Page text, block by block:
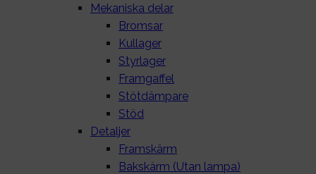
Mekaniska delar
Bromsar
Kullager
Styrlager
Framgaffel
Stötdämpare
Stöd
Detaljer
Framskärm
Bakskärm (Utan lampa)